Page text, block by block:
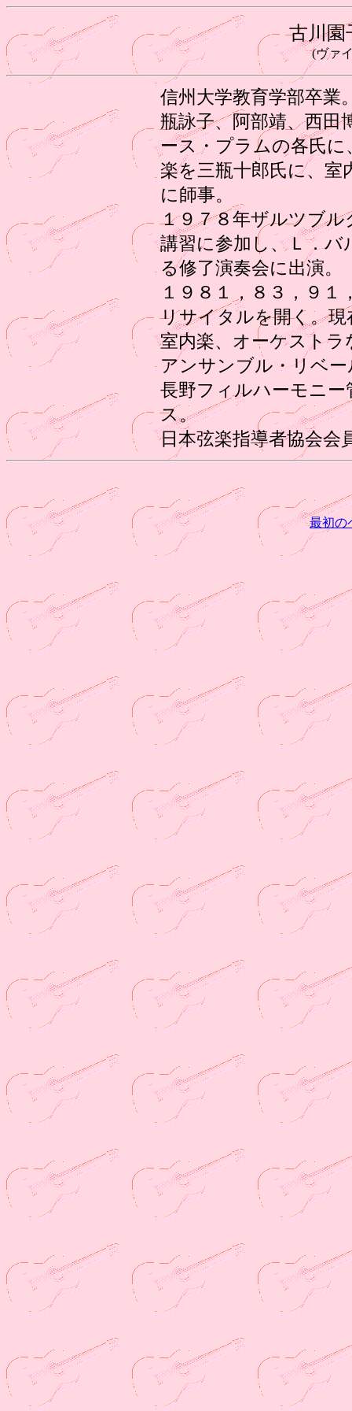
古川園
(ヴァ
信州大学教育学部卒業
瓶詠子、阿部靖、西田
ース・プラムの各氏
楽を三瓶十郎氏に、室
に師事。
１９７８年ザルツブ
講習に参加し、Ｌ．
る修了演奏会に出演。
１９８１，８３，９
リサイタルを開く。
室内楽、オーケスト
アンサンブル・リベ
長野フィルハーモニ
ス。
日本弦楽指導者協会会
最初の